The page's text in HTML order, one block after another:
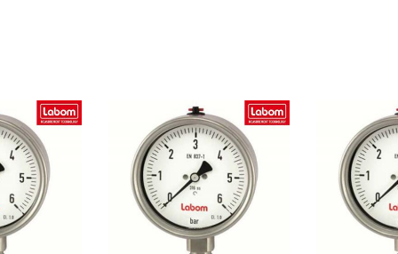
with black inscription
special scale upon request